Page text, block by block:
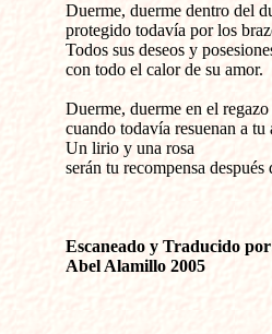
Duerme, duerme dentro del
protegido todavía por los
Todos sus deseos y
con todo el calor de su amor.
Duerme, duerme en el
cuando todavía resuenan a
Un lirio y una rosa
serán tu recompensa después
Escaneado y Traducido